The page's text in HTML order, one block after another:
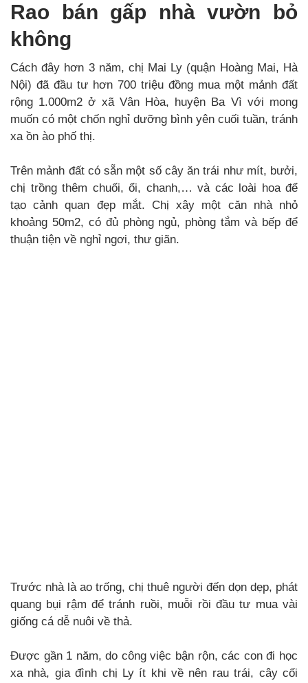
Rao bán gấp nhà vườn bỏ
không
Cách đây hơn 3 năm, chị Mai Ly (quận Hoàng Mai, Hà
Nội) đã đầu tư hơn 700 triệu đồng mua một mảnh đất
rộng 1.000m2 ở xã Vân Hòa, huyện Ba Vì với mong
muốn có một chốn nghỉ dưỡng bình yên cuối tuần, tránh
xa ồn ào phố thị.
Trên mảnh đất có sẵn một số cây ăn trái như mít, bưởi,
chị trồng thêm chuối, ổi, chanh,… và các loài hoa để
tạo cảnh quan đẹp mắt. Chị xây một căn nhà nhỏ
khoảng 50m2, có đủ phòng ngủ, phòng tắm và bếp để
thuận tiện về nghỉ ngơi, thư giãn.
Trước nhà là ao trống, chị thuê người đến dọn dẹp, phát
quang bụi rậm để tránh ruồi, muỗi rồi đầu tư mua vài
giống cá dễ nuôi về thả.
Được gần 1 năm, do công việc bận rộn, các con đi học
xa nhà, gia đình chị Ly ít khi về nên rau trái, cây cối